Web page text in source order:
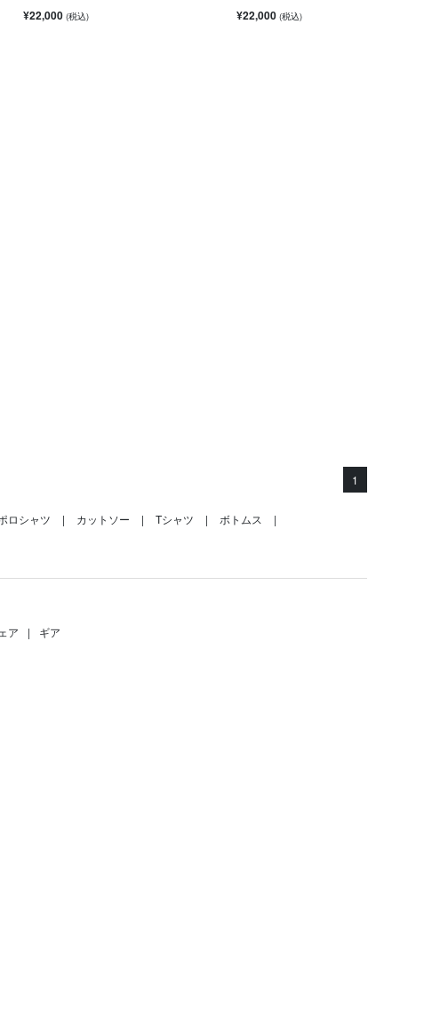
¥22,000 (税込)
¥22,000 (税込)
1
ロシャツ カットソー Tシャツ ボトムス
ア | ギア